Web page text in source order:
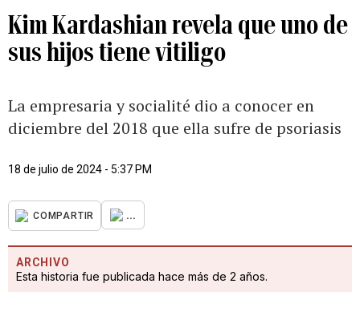
Kim Kardashian revela que uno de
sus hijos tiene vitiligo
La empresaria y socialité dio a conocer en
diciembre del 2018 que ella sufre de psoriasis
18 de julio de 2024 - 5:37 PM
COMPARTIR ...
ARCHIVO
Esta historia fue publicada hace más de 2 años.